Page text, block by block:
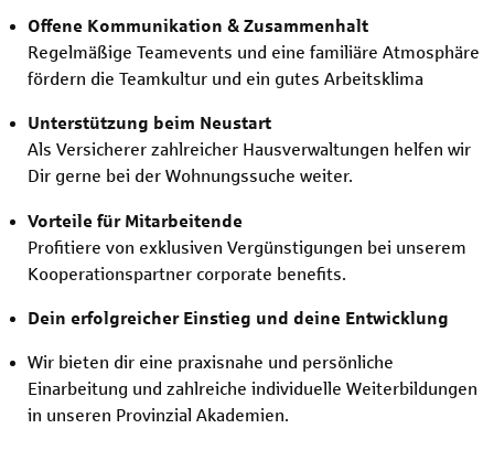
Offene Kommunikation & Zusammenhalt
Regelmäßige Teamevents und eine familiäre Atmosphäre
fördern die Teamkultur und ein gutes Arbeitsklima
Unterstützung beim Neustart
Als Versicherer zahlreicher Hausverwaltungen helfen wir
Dir gerne bei der Wohnungssuche weiter.
Vorteile für Mitarbeitende
Profitiere von exklusiven Vergünstigungen bei unserem
Kooperationspartner corporate benefits.
Dein erfolgreicher Einstieg und deine Entwicklung
Wir bieten dir eine praxisnahe und persönliche
Einarbeitung und zahlreiche individuelle Weiterbildungen
in unseren Provinzial Akademien.